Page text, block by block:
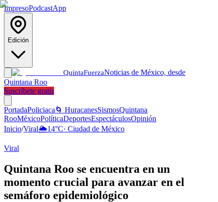
ImpresoPodcastApp
Edición
QuintaFuerzaNoticias de México, desde
Quintana Roo
Suscríbete gratis
PortadaPoliciaca 🌀 HuracanesSismosQuintana
RooMéxicoPolíticaDeportesEspectáculosOpinión
Inicio/Viral🌦️14°C· Ciudad de México
Viral
Quintana Roo se encuentra en un
momento crucial para avanzar en el
semáforo epidemiológico